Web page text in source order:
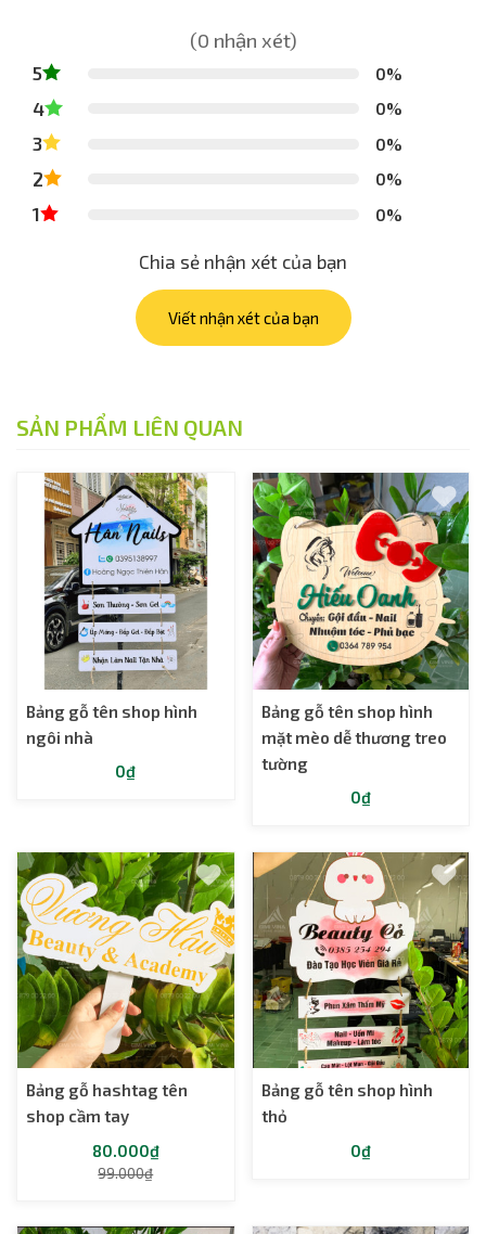
(0 nhận xét)
5 0%
4 0%
3 0%
2 0%
1 0%
Chia sẻ nhận xét của bạn
Viết nhận xét của bạn
SẢN PHẨM LIÊN QUAN
Bảng gỗ tên shop hình
ngôi nhà
0₫
Bảng gỗ tên shop hình
mặt mèo dễ thương treo
tường
0₫
Bảng gỗ hashtag tên
shop cầm tay
80.000₫
99.000₫
Bảng gỗ tên shop hình
thỏ
0₫